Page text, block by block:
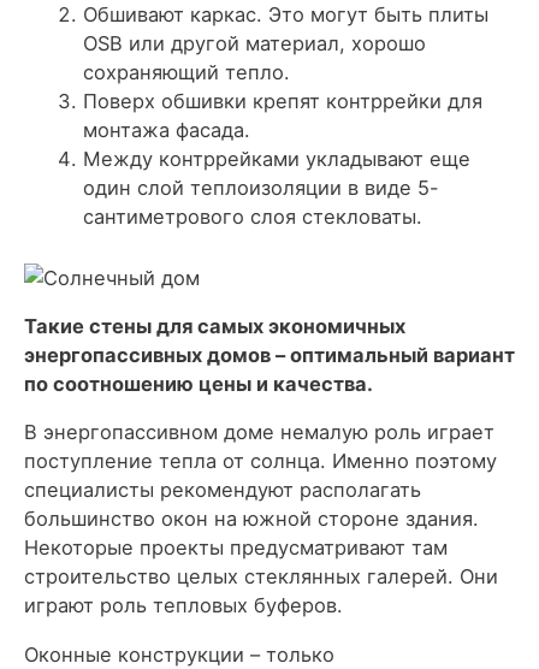
Обшивают каркас. Это могут быть плиты
OSB или другой материал, хорошо
сохраняющий тепло.
Поверх обшивки крепят контррейки для
монтажа фасада.
Между контррейками укладывают еще
один слой теплоизоляции в виде 5-
сантиметрового слоя стекловаты.
Такие стены для самых экономичных
энергопассивных домов – оптимальный вариант
по соотношению цены и качества.
В энергопассивном доме немалую роль играет
поступление тепла от солнца. Именно поэтому
специалисты рекомендуют располагать
большинство окон на южной стороне здания.
Некоторые проекты предусматривают там
строительство целых стеклянных галерей. Они
играют роль тепловых буферов.
Оконные конструкции – только